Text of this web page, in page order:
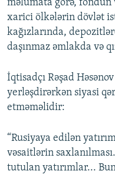
məlumata görə,
xarici ölkələrin dövlət
kağızlarında,
daşınmaz əmlakda və
İqtisadçı Rəşad
yerləşdirərkən siyasi
etməməlidir:
“Rusiyaya edilən
vəsaitlərin
tutulan yatırımlar...